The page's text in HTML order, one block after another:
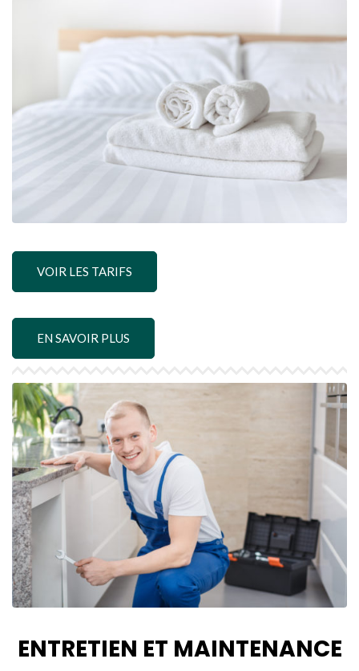
VOIR LES TARIFS
EN SAVOIR PLUS
ENTRETIEN ET MAINTENANCE